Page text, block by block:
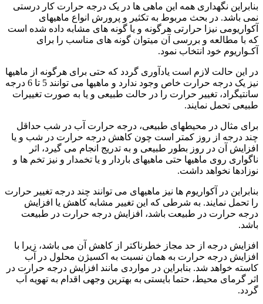
بنابراین نگهداری همه این ماهی ها در یک درجه حرارت کار درستی
نمی باشد. در بحث مربوط به تکثیر و پرورش انواع ماهیهای
آکواریومی نیزا حرارتی هرگونه و یا گونه های مشابه داده شده است
که با مطالعه و بررسی آن میتوان گونه های مناسب را برای
آکـواریوم خود انتخاب نمود.
در این حالت لازم است یادآوری گردد که حتی برای هرگونه از ماهیها
نیز یک درجه حرارت خاص وجود ندارد و ماهیها می توانند 5 تا 6 درجه
سانتیگراد، تغییر حرارت را در حالت طبیعی و یا به صورت تغییرات
طبیعی تحمل نمایند.
برای مثال در محیطهای طبیعی، درجه حرارت آب در شب حداقل
چند درجه از روز کمتر است چون کاهش درجه حرارت در شب و یا
افزایش آن در روز بطور طبیعی و به تدریج انجام می گیرد، اثر
ناگواری روی ماهیها حتی ماهیهای باردار و یا تخمدار و نیز تخم ها و
نوزادها نخواهد داشت.
بنابراین در آکواریوم ها نیز ماهیهای می توانند چند درجه تغییر حرارت
را تحمل نمایند. به شرطی که این تغییر مشابه کاهش یا افزایش
درجه حرارت در طبیعت باشد، افزایش درجه حرارت در طبیعت
باشد.
افزایش درجه از حد مجاز خطرناکتر از کاهش آن می باشد، زیرا با
افزایش درجه حرارت به همان نسبت به اکسیژن محلول در آب
کاسته خواهد شد. بنابراین در مواردی مانند افزایش درجه حرارت در
اثر گرمای محیط، حتما بایستی به بهترین وجهی اقدام به تهویه آب
گردد.